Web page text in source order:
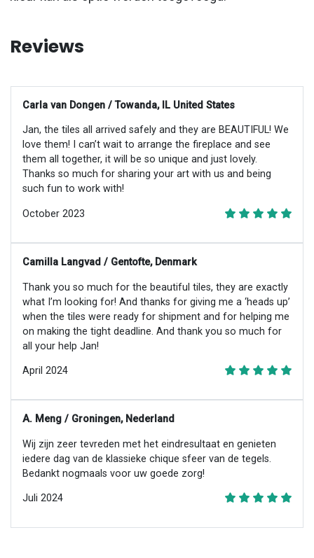
Reviews
Carla van Dongen / Towanda, IL United States
Jan, the tiles all arrived safely and they are BEAUTIFUL! We
love them! I can’t wait to arrange the fireplace and see
them all together, it will be so unique and just lovely.
Thanks so much for sharing your art with us and being
such fun to work with!
October 2023
Camilla Langvad / Gentofte, Denmark
Thank you so much for the beautiful tiles, they are exactly
what I’m looking for! And thanks for giving me a ‘heads up’
when the tiles were ready for shipment and for helping me
on making the tight deadline. And thank you so much for
all your help Jan!
April 2024
A. Meng / Groningen, Nederland
Wij zijn zeer tevreden met het eindresultaat en genieten
iedere dag van de klassieke chique sfeer van de tegels.
Bedankt nogmaals voor uw goede zorg!
Juli 2024